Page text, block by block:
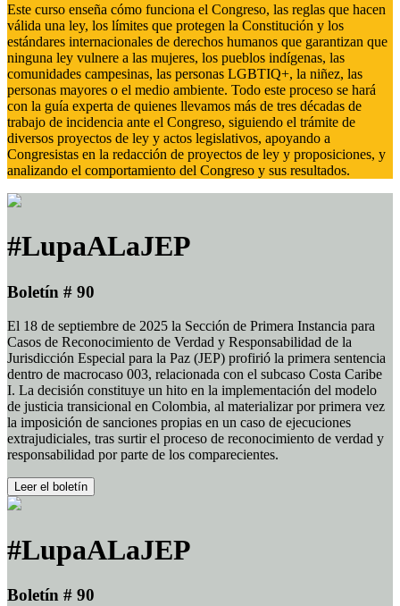
Este curso enseña cómo funciona el Congreso, las reglas que hacen
válida una ley, los límites que protegen la Constitución y los
estándares internacionales de derechos humanos que garantizan que
ninguna ley vulnere a las mujeres, los pueblos indígenas, las
comunidades campesinas, las personas LGBTIQ+, la niñez, las
personas mayores o el medio ambiente. Todo este proceso se hará
con la guía experta de quienes llevamos más de tres décadas de
trabajo de incidencia ante el Congreso, siguiendo el trámite de
diversos proyectos de ley y actos legislativos, apoyando a
Congresistas en la redacción de proyectos de ley y proposiciones, y
analizando el comportamiento del Congreso y sus resultados.
#LupaALaJEP
Boletín # 90
El 18 de septiembre de 2025 la Sección de Primera Instancia para
Casos de Reconocimiento de Verdad y Responsabilidad de la
Jurisdicción Especial para la Paz (JEP) profirió la primera sentencia
dentro de macrocaso 003, relacionada con el subcaso Costa Caribe
I. La decisión constituye un hito en la implementación del modelo
de justicia transicional en Colombia, al materializar por primera vez
la imposición de sanciones propias en un caso de ejecuciones
extrajudiciales, tras surtir el proceso de reconocimiento de verdad y
responsabilidad por parte de los comparecientes.
Leer el boletín
#LupaALaJEP
Boletín # 90